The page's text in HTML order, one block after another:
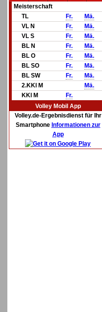
Meisterschaft
TL
Fr.
Mä.
VL N
Fr.
Mä.
VL S
Fr.
Mä.
BL N
Fr.
Mä.
BL O
Fr.
Mä.
BL SO
Fr.
Mä.
BL SW
Fr.
Mä.
2.KKl M
Mä.
KKl M
Fr.
Volley Mobil App
Volley.de-Ergebnisdienst für Ihr
Smartphone Informationen zur
App